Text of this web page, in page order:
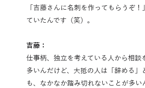
「吉藤さんに名刺を作ってもらうぞ！
ていたんです（笑）。
吉藤：
仕事柄、独立を考えている人から相談
多いんだけど、大抵の人は「辞める」
も、なかなか踏み切れないことが多い